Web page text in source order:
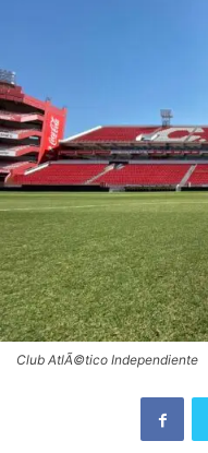
Club AtlÃ©tico Independiente